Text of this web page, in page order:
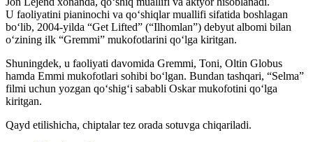
U faoliyatini pianinochi va qo‘shiqlar muallifi sifatida boshlagan
bo‘lib, 2004-yilda “Get Lifted” (“Ilhomlan”) debyut albomi bilan
o‘zining ilk “Gremmi” mukofotlarini qo‘lga kiritgan.
Shuningdek, u faoliyati davomida Gremmi, Toni, Oltin Globus
hamda Emmi mukofotlari sohibi boʻlgan. Bundan tashqari, “Selma”
filmi uchun yozgan qoʻshigʻi sababli Oskar mukofotini qoʻlga
kiritgan.
Qayd etilishicha, chiptalar tez orada sotuvga chiqariladi.